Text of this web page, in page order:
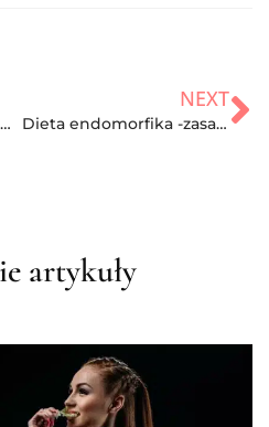
Naturalne sposoby by odstraszyć kleszcze
NEXT
Dieta endomorfika -zasady, program, efekty
artykuły